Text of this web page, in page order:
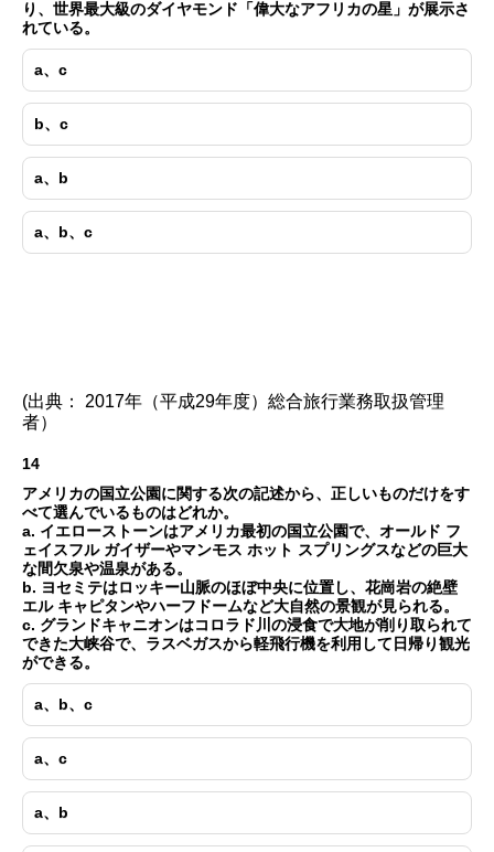
り、世界最大級のダイヤモンド「偉大なアフリカの星」が展示さ
れている。
a、c
b、c
a、b
a、b、c
(出典： 2017年（平成29年度）総合旅行業務取扱管理
者）
14
アメリカの国立公園に関する次の記述から、正しいものだけをす
べて選んでいるものはどれか。
a. イエローストーンはアメリカ最初の国立公園で、オールド フ
ェイスフル ガイザーやマンモス ホット スプリングスなどの巨大
な間欠泉や温泉がある。
b. ヨセミテはロッキー山脈のほぼ中央に位置し、花崗岩の絶壁
エル キャピタンやハーフドームなど大自然の景観が見られる。
c. グランドキャニオンはコロラド川の浸食で大地が削り取られて
できた大峡谷で、ラスベガスから軽飛行機を利用して日帰り観光
ができる。
a、b、c
a、c
a、b